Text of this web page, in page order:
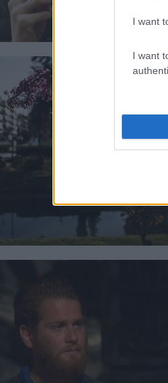
I want
I want